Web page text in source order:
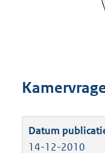
14-12-2010